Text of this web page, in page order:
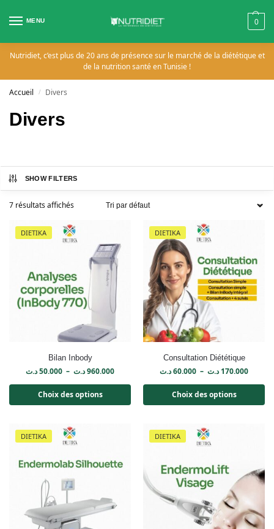
MENU 0
Nutridiet, c’est plus de 20 ans de présence sur le marché de la diététique et
de la nutrition santé en Tunisie !
Accueil / Divers
Divers
SHOW FILTERS
7 résultats affichés
DIETIKA
Bilan Inbody
50.000د.ت – 960.000د.ت
Choix des options
DIETIKA
Consultation Diététique
60.000د.ت – 170.000 د.ت
Choix des options
DIETIKA DIETIKA